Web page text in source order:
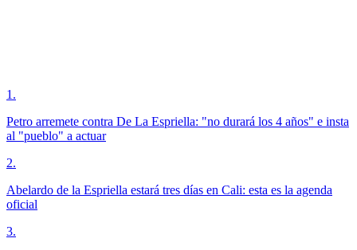
1 .
Petro arremete contra De La Espriella: "no durará los 4 años" e insta
al "pueblo" a actuar
2.
Abelardo de la Espriella estará tres días en Cali: esta es la agenda
oficial
3.